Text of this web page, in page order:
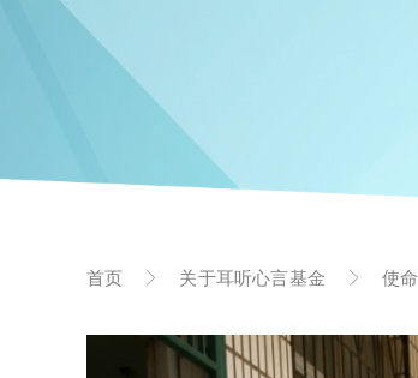
首页 关于耳听心言基金 使命